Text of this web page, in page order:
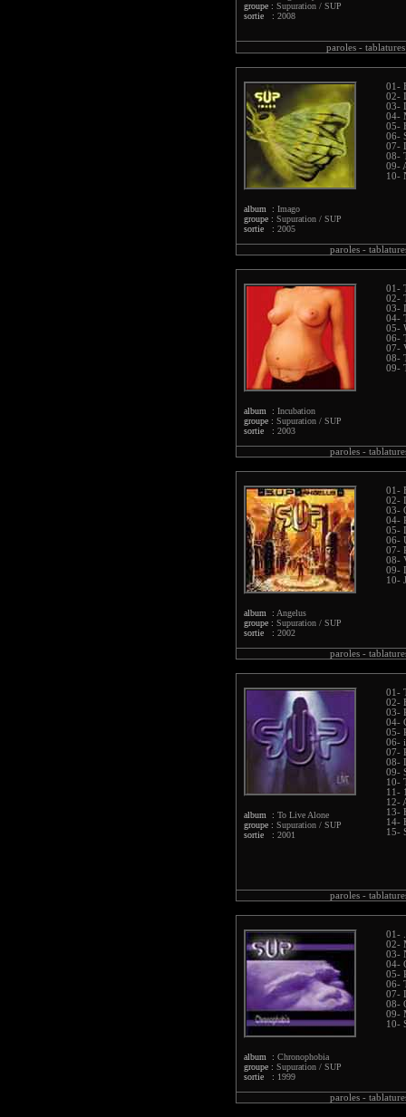
groupe : Supuration / SUP
sortie : 2008
paroles -
album : Imago
groupe : Supuration / SUP
sortie : 2005
01-
02-
03-
04-
05-
06-
07-
08-
09-
10-
paroles -
album : Incubation
groupe : Supuration / SUP
sortie : 2003
01-
02-
03-
04-
05-
06-
07-
08-
09-
paroles -
album : Angelus
groupe : Supuration / SUP
sortie : 2002
01-
02-
03-
04-
05-
06-
07-
08-
09-
10-
paroles -
album : To Live Alone
groupe : Supuration / SUP
sortie : 2001
01-
02-
03-
04-
05-
06-
07-
08-
09-
10-
11-
12-
13-
14-
15-
paroles -
album : Chronophobia
groupe : Supuration / SUP
sortie : 1999
01-
02-
03-
04-
05-
06-
07-
08-
09-
10-
paroles -